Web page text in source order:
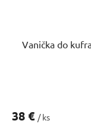
Vanička do
38 € / ks